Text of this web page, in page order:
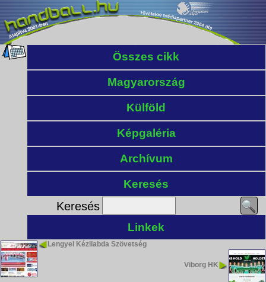
Összes cikk
Magyarország
Külföld
Képgaléria
Archívum
Keresés
Keresés
Linkek
Lengyel Kézilabda Szövetség
Viborg HK